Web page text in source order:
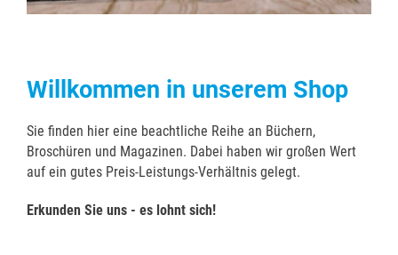
Willkommen in unserem Shop
Sie finden hier eine beachtliche Reihe an Büchern,
Broschüren und Magazinen. Dabei haben wir großen Wert
auf ein gutes Preis-Leistungs-Verhältnis gelegt.
Erkunden Sie uns - es lohnt sich!